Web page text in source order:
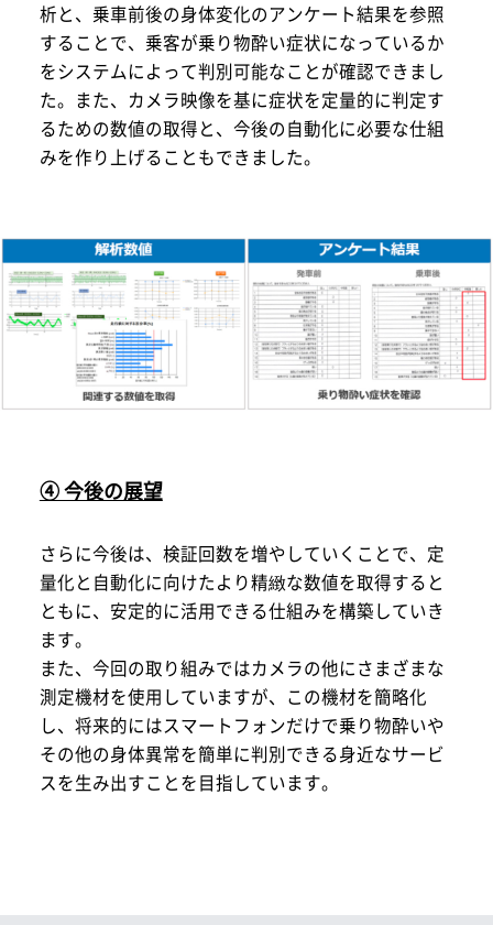
析と、乗車前後の身体変化のアンケート結果を参照
することで、乗客が乗り物酔い症状になっているか
をシステムによって判別可能なことが確認できまし
た。また、カメラ映像を基に症状を定量的に判定す
るための数値の取得と、今後の自動化に必要な仕組
みを作り上げることもできました。
④ 今後の展望
さらに今後は、検証回数を増やしていくことで、定
量化と自動化に向けたより精緻な数値を取得すると
ともに、安定的に活用できる仕組みを構築していき
ます。
また、今回の取り組みではカメラの他にさまざまな
測定機材を使用していますが、この機材を簡略化
し、将来的にはスマートフォンだけで乗り物酔いや
その他の身体異常を簡単に判別できる身近なサービ
スを生み出すことを目指しています。